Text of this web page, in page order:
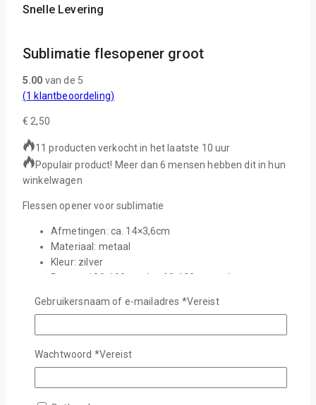
Snelle Levering
Sublimatie flesopener groot
5.00 van de 5
(1 klantbeoordeling)
€ 2,50
11 producten verkocht in het laatste 10 uur
Populair product! Meer dan 6 mensen hebben dit in hun
winkelwagen
Flessen opener voor sublimatie
Afmetingen: ca. 14×3,6cm
Materiaal: metaal
Kleur: zilver
Persen: 180-190 graden 60-120 seconden
5 op voorraad
Gebruikersnaam of e-mailadres *Vereist
Wachtwoord *Vereist